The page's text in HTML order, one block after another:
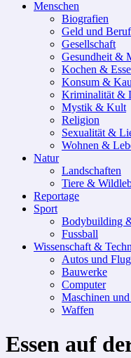
Menschen
Biografien
Geld und Beruf
Gesellschaft
Gesundheit &
Kochen &
Konsum &
Kriminalität &
Mystik & Kult
Religion
Sexualität &
Wohnen &
Natur
Landschaften
Tiere &
Reportage
Sport
Bodybuilding
Fussball
Wissenschaft &
Autos und
Bauwerke
Computer
Maschinen
Waffen
Essen auf